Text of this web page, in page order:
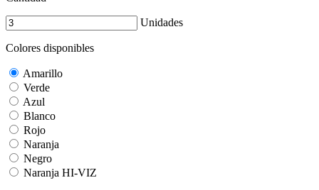
Unidades
Colores disponibles
Amarillo
Verde
Azul
Blanco
Rojo
Naranja
Negro
Naranja HI-VIZ